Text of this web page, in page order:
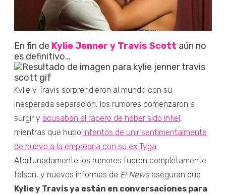
En fin de Kylie Jenner y Travis Scott aún no
es definitivo…
Kylie y Travis sorprendieron al mundo con su
inesperada separación, los rumores comenzaron a
surgir y acusaban al rapero de haber sido infiel,
mientras que hubo intentos de unir sentimentalmente
de nuevo a la emprearia con su ex Tyga
Afortunadamente los rumores fueron completamente
falson, y nuevos informes de E! Newsaseguran que
Kylie y Travis ya están en conversaciones para